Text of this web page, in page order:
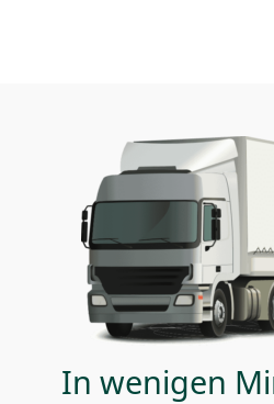
In wenigen